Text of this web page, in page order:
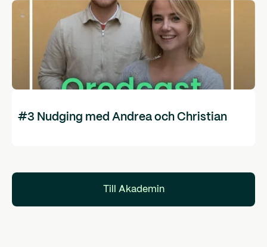
#3 Nudging med Andrea och Christian
Till Akademin